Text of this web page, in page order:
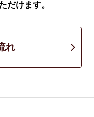
だけます。
れ